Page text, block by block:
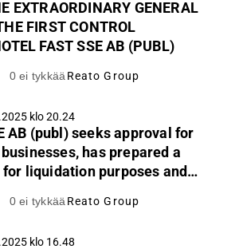
EXTRAORDINARY GENERAL
FIRST CONTROL
FAST SSE AB (PUBL)
0ei tykkää Reato Group
klo 20.24
AB (publ) seeks approval for
has prepared a
for liquidation purposes and
0ei tykkää Reato Group
klo 16.48